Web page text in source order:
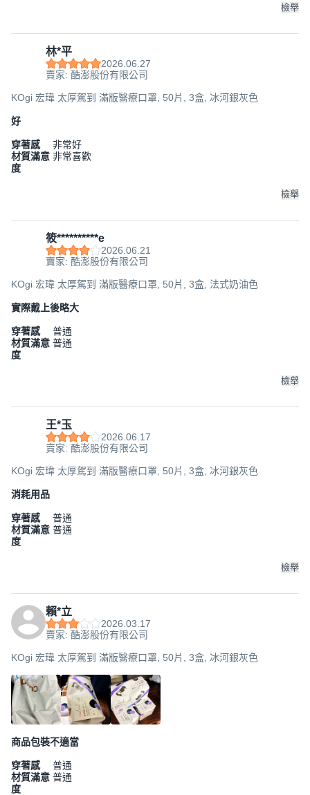
檢舉
林*平
2026.06.27
賣家: 酷澎股份有限公司
KOgi 宏瑋 太厚駕到 滿版醫療口罩, 50片, 3盒, 冰河銀灰色
好
穿著感
非常好
材質滿意
度
非常喜歡
檢舉
筱**********e
2026.06.21
賣家: 酷澎股份有限公司
KOgi 宏瑋 太厚駕到 滿版醫療口罩, 50片, 3盒, 法式奶油色
實際戴上後略大
穿著感
普通
材質滿意
度
普通
檢舉
王*玉
2026.06.17
賣家: 酷澎股份有限公司
KOgi 宏瑋 太厚駕到 滿版醫療口罩, 50片, 3盒, 冰河銀灰色
消耗用品
穿著感
普通
材質滿意
度
普通
檢舉
賴*立
2026.03.17
賣家: 酷澎股份有限公司
KOgi 宏瑋 太厚駕到 滿版醫療口罩, 50片, 3盒, 冰河銀灰色
商品包裝不適當
穿著感
普通
材質滿意
度
普通